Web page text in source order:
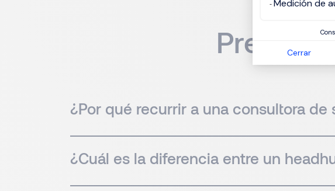
Medición de
Cerrar
¿Por qué recurrir a una consultora
¿Cuál es la diferencia entre un